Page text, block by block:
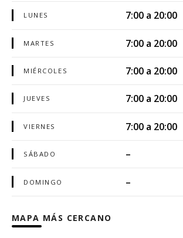
LUNES 7:00 a 20:00
MARTES 7:00 a 20:00
MIÉRCOLES 7:00 a 20:00
JUEVES 7:00 a 20:00
VIERNES 7:00 a 20:00
SÁBADO –
DOMINGO –
MAPA MÁS CERCANO